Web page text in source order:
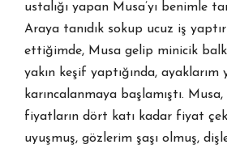
ustalığı yapan Musa’yı benimle
Araya tanıdık sokup ucuz iş
ettiğimde, Musa gelip minicik
yakın keşif yaptığında, ayaklarım
karıncalanmaya başlamıştı.
fiyatların dört katı kadar fiyat
uyuşmuş, gözlerim şaşı olmuş,